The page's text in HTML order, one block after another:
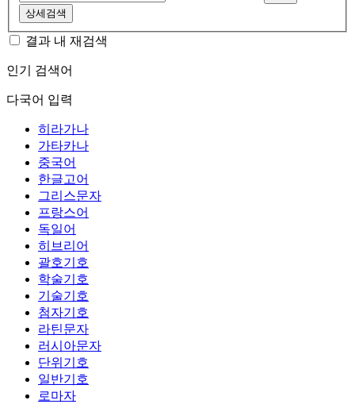
상세검색
결과 내 재검색
인기 검색어
다국어 입력
히라가나
가타카나
중국어
한글고어
그리스문자
프랑스어
독일어
히브리어
괄호기호
학술기호
기술기호
첨자기호
라틴문자
러시아문자
단위기호
일반기호
로마자